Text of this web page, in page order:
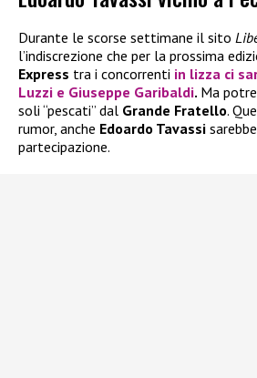
Durante le scorse settimane il sito
l’indiscrezione che per la prossima
Express tra i concorrenti in lizza ci
Luzzi e Giuseppe Garibaldi. Ma
soli “pescati” dal Grande Fratello.
rumor, anche Edoardo Tavassi
partecipazione.